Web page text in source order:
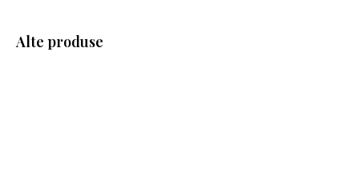
Alte produse